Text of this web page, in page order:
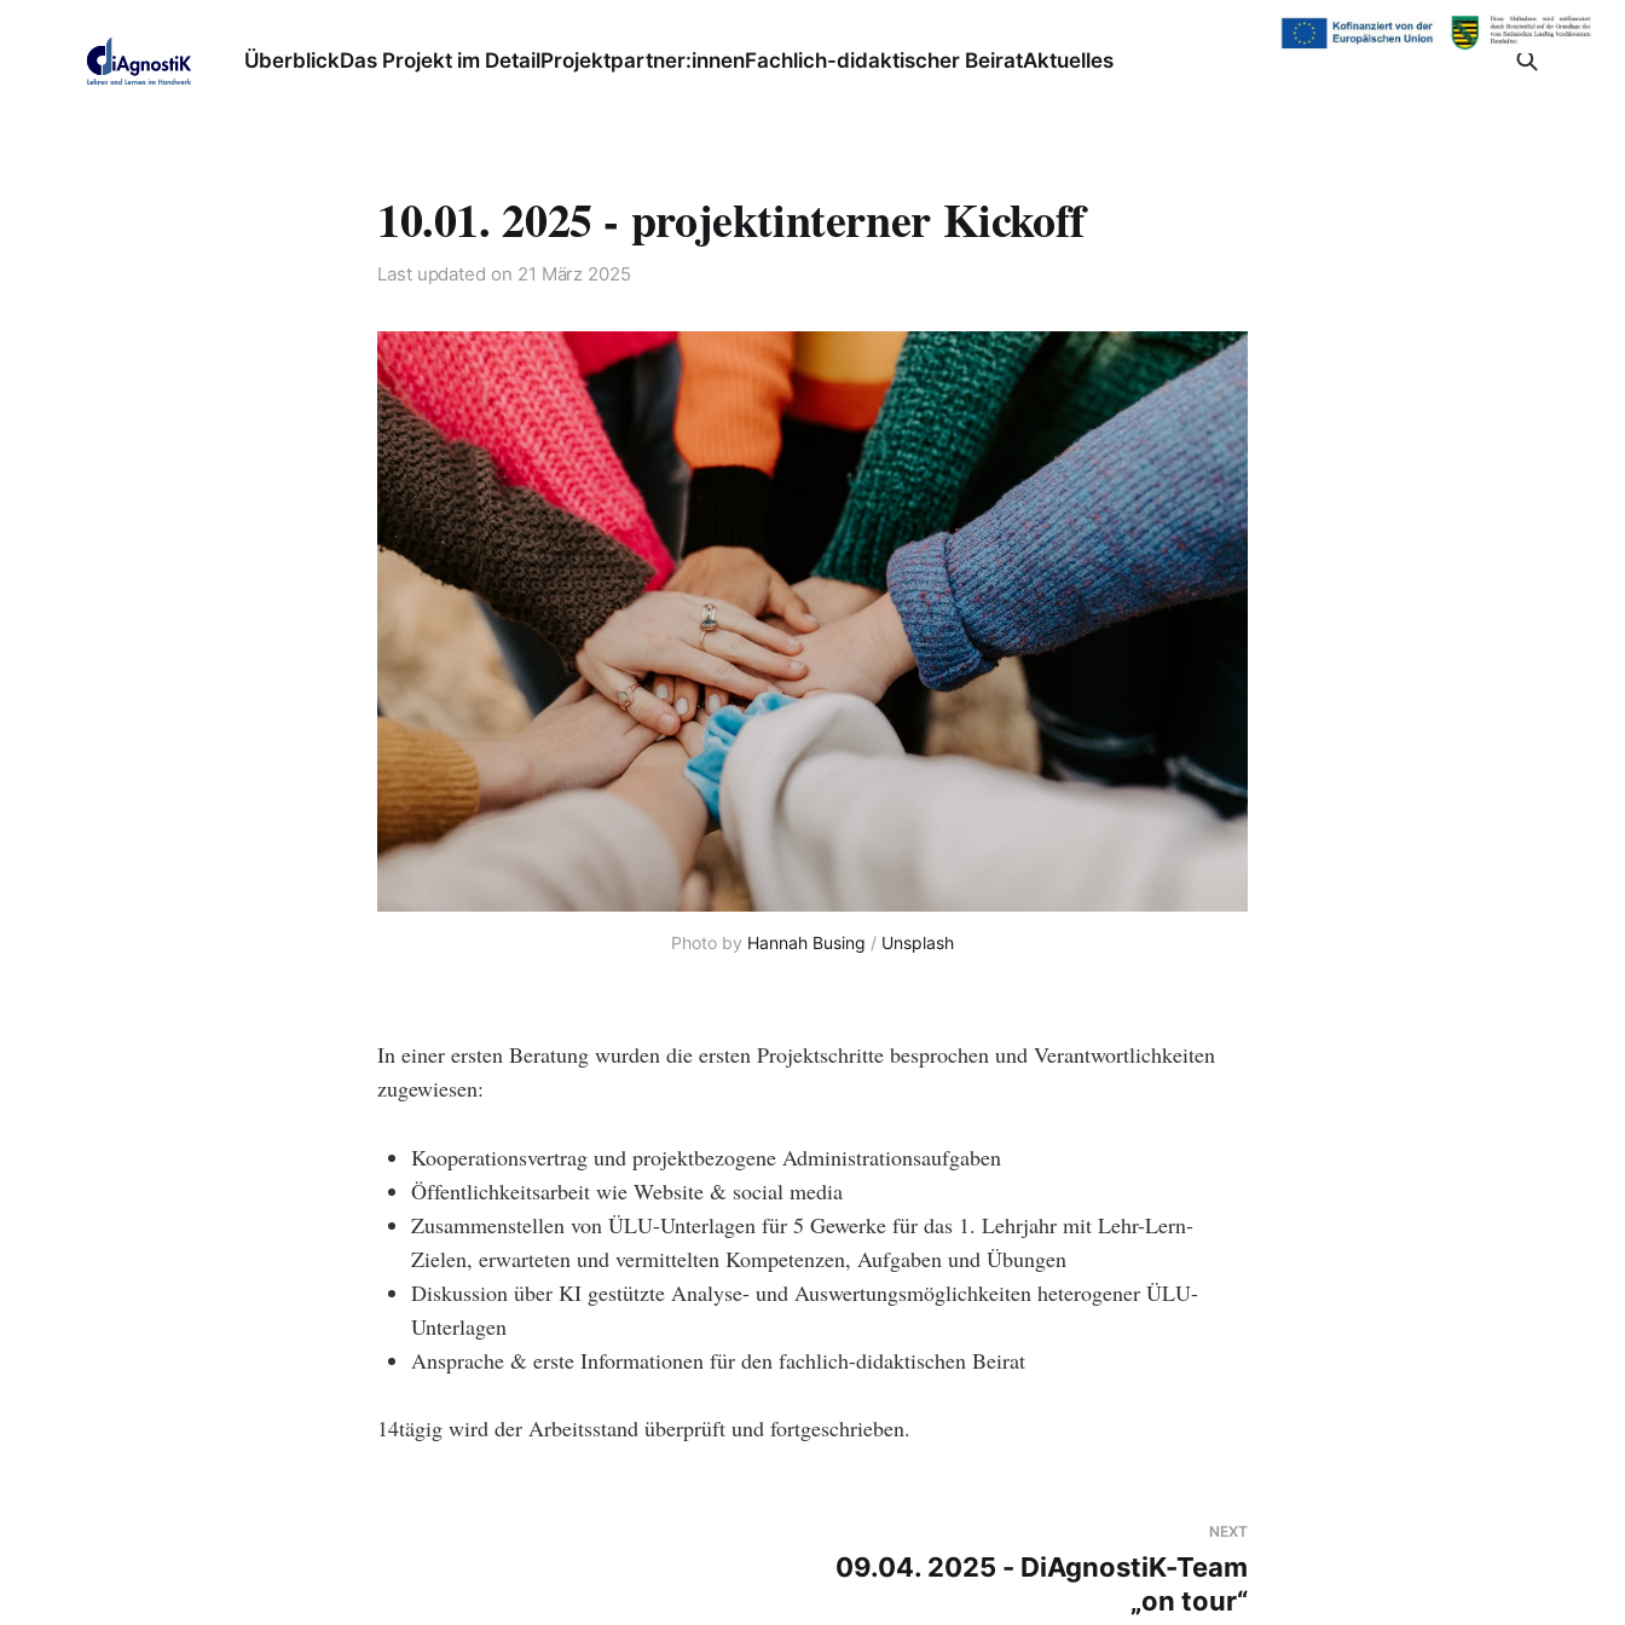
ÜberblickDas Projekt im DetailProjektpartner:innenFachlich-didaktischer BeiratAktuelles
10.01. 2025 - projektinterner Kickoff
Last updated on 21 März 2025
Photo by Hannah Busing / Unsplash
In einer ersten Beratung wurden die ersten Projektschritte besprochen und Verantwortlichkeiten
zugewiesen:
Kooperationsvertrag und projektbezogene Administrationsaufgaben
Öffentlichkeitsarbeit wie Website & social media
Zusammenstellen von ÜLU-Unterlagen für 5 Gewerke für das 1. Lehrjahr mit Lehr-Lern-
Zielen, erwarteten und vermittelten Kompetenzen, Aufgaben und Übungen
Diskussion über KI gestützte Analyse- und Auswertungsmöglichkeiten heterogener ÜLU-
Unterlagen
Ansprache & erste Informationen für den fachlich-didaktischen Beirat
14tägig wird der Arbeitsstand überprüft und fortgeschrieben.
NEXT
09.04. 2025 - DiAgnostiK-Team
„on tour“